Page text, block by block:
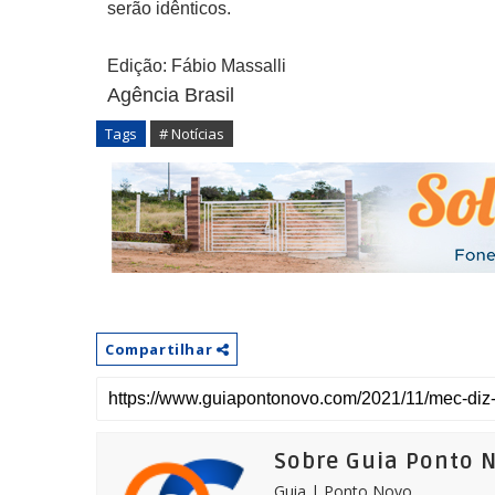
serão idênticos.
Edição: Fábio Massalli
Agência Brasil
Tags # Notícias
Compartilhar
Sobre Guia Ponto
Guia | Ponto Novo